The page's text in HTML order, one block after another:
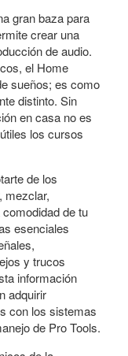
gran baza para
crear una
de audio.
el Home
sueños; es como
distinto. Sin
en casa no es
los cursos
de los
mezclar,
de tu
esenciales
y trucos
información
adquirir
con los sistemas
de Pro Tools.